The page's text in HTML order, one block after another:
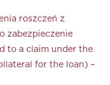
roszczeń z
zabezpieczenie
to a claim under the
for the loan) –